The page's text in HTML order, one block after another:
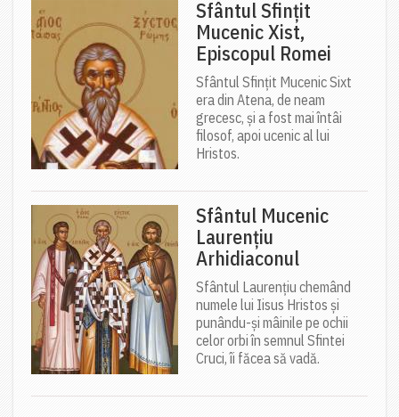
Sfântul Sfințit
Mucenic Xist,
Episcopul Romei
Sfântul Sfințit Mucenic Sixt
era din Atena, de neam
grecesc, și a fost mai întâi
filosof, apoi ucenic al lui
Hristos.
Sfântul Mucenic
Laurențiu
Arhidiaconul
Sfântul Laurențiu chemând
numele lui Iisus Hristos și
punându-și mâinile pe ochii
celor orbi în semnul Sfintei
Cruci, îi făcea să vadă.